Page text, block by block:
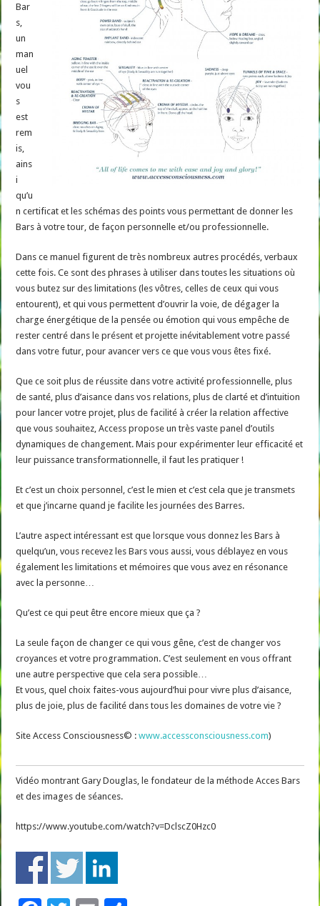
Bar
s,
un
man
uel
vou
s
est
rem
is,
ains
i
qu’u
n certificat et les schémas des points vous permettant de donner les
Bars à votre tour, de façon personnelle et/ou professionnelle.
Dans ce manuel figurent de très nombreux autres procédés, verbaux
cette fois. Ce sont des phrases à utiliser dans toutes les situations où
vous butez sur des limitations (les vôtres, celles de ceux qui vous
entourent), et qui vous permettent d’ouvrir la voie, de dégager la
charge énergétique de la pensée ou émotion qui vous empêche de
rester centré dans le présent et projette inévitablement votre passé
dans votre futur, pour avancer vers ce que vous vous êtes fixé.
Que ce soit plus de réussite dans votre activité professionnelle, plus
de santé, plus d’aisance dans vos relations, plus de clarté et d’intuition
pour lancer votre projet, plus de facilité à créer la relation affective
que vous souhaitez, Access propose un très vaste panel d’outils
dynamiques de changement. Mais pour expérimenter leur efficacité et
leur puissance transformationnelle, il faut les pratiquer !
Et c’est un choix personnel, c’est le mien et c’est cela que je transmets
et que j’incarne quand je facilite les journées des Barres.
L’autre aspect intéressant est que lorsque vous donnez les Bars à
quelqu’un, vous recevez les Bars vous aussi, vous déblayez en vous
également les limitations et mémoires que vous avez en résonance
avec la personne…
Qu’est ce qui peut être encore mieux que ça ?
La seule façon de changer ce qui vous gêne, c’est de changer vos
croyances et votre programmation. C’est seulement en vous offrant
une autre perspective que cela sera possible…
Et vous, quel choix faites-vous aujourd’hui pour vivre plus d’aisance,
plus de joie, plus de facilité dans tous les domaines de votre vie ?
Site Access Consciousness© :www.accessconsciousness.com)
Vidéo montrant Gary Douglas, le fondateur de la méthode Acces Bars
et des images de séances.
https://www.youtube.com/watch?v=DclscZ0Hzc0